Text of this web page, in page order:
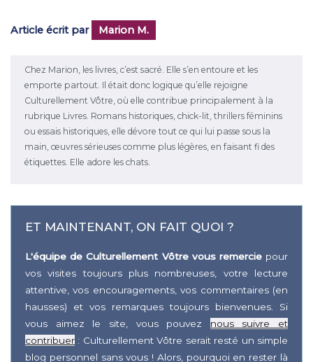
Article écrit par Marion M.
Chez Marion, les livres, c’est sacré. Elle s’en entoure et les
emporte partout. Il était donc logique qu’elle rejoigne
Culturellement Vôtre, où elle contribue principalement à la
rubrique Livres. Romans historiques, chick-lit, thrillers féminins
ou essais historiques, elle dévore tout ce qui lui passe sous la
main, œuvres sérieuses comme plus légères, en faisant fi des
étiquettes. Elle adore les chats.
ET MAINTENANT, ON FAIT QUOI ?
L'équipe de Culturellement Vôtre vous remerciepour
vos visites toujours plus nombreuses, votre lecture
attentive, vos encouragements, vos commentaires (en
hausses) et vos remarques toujours bienvenues. Si
vous aimez le site, vous pouvez nous suivre et
contribuer : Culturellement Vôtre serait resté un simple
blog personnel sans vous ! Alors, pourquoi en rester là